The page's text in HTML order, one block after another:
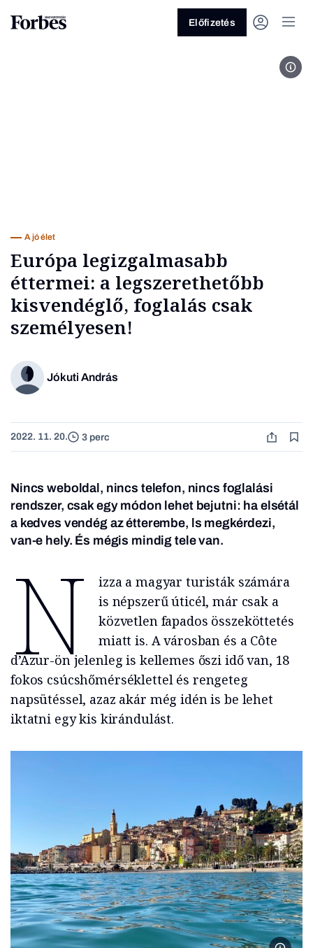
Előfizetés
A
A jó élet
Európa legizgalmasabb
éttermei: a legszerethetőbb
kisvendéglő, foglalás csak
személyesen!
Jókuti András
2022. 11. 20. 3 perc
Nincs weboldal, nincs telefon, nincs foglalási
rendszer, csak egy módon lehet bejutni: ha elsétál
a kedves vendég az étterembe, ls megkérdezi,
van-e hely. És mégis mindig tele van.
N
izza a magyar turisták számára
is népszerű úticél, már csak a
közvetlen fapados összeköttetés
miatt is. A városban és a Côte
d’Azur-ön jelenleg is kellemes őszi idő van, 18
fokos csúcshőmérséklettel és rengeteg
napsütéssel, azaz akár még idén is be lehet
iktatni egy kis kirándulást.